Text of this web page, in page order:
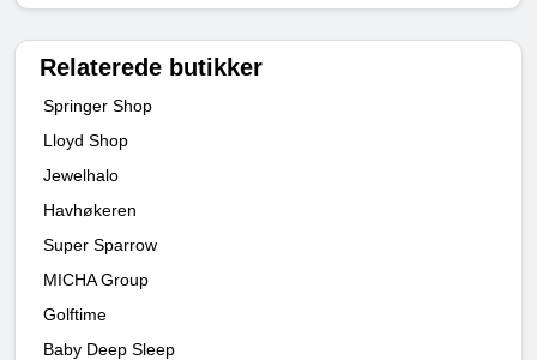
Relaterede butikker
Springer Shop
Lloyd Shop
Jewelhalo
Havhøkeren
Super Sparrow
MICHA Group
Golftime
Baby Deep Sleep